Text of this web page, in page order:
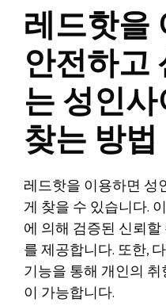
레드핫을
안전하고
는 성인
찾는 방법
레드핫을 이용하면 성
게 찾을 수 있습니다.
에 의해 검증된 신뢰
를 제공합니다. 또한,
기능을 통해 개인의
이 가능합니다.